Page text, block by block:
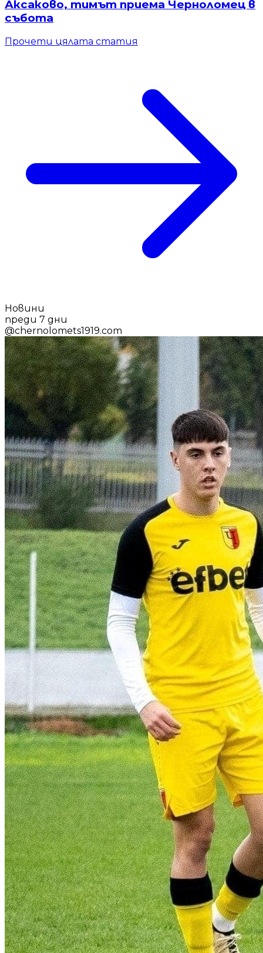
Аксаково, тимът приема Черноломец в
събота
Прочети цялата статия
Новини
преди 7 дни
@chernolomets1919.com